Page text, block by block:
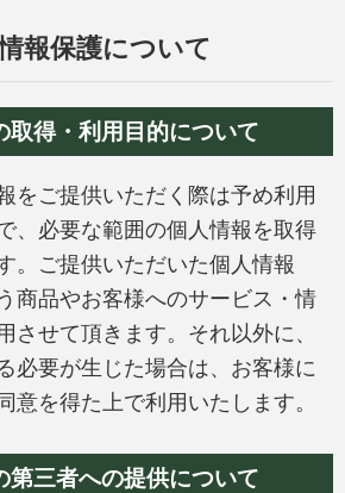
報保護について
取得・利用目的について
をご提供いただく際は予め利用
、必要な範囲の個人情報を取得
。ご提供いただいた個人情報
商品やお客様へのサービス・情
させて頂きます。それ以外に、
必要が生じた場合は、お客様に
意を得た上で利用いたします。
第三者への提供について